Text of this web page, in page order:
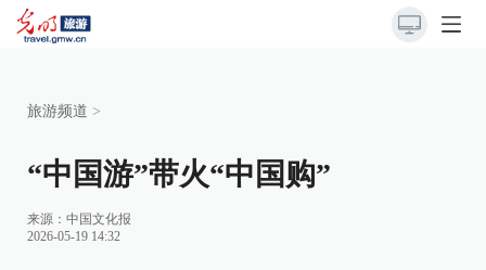
旅游频道 >
“中国游”带火“中国购”
来源： 中国文化报
2026-05-19 14:32